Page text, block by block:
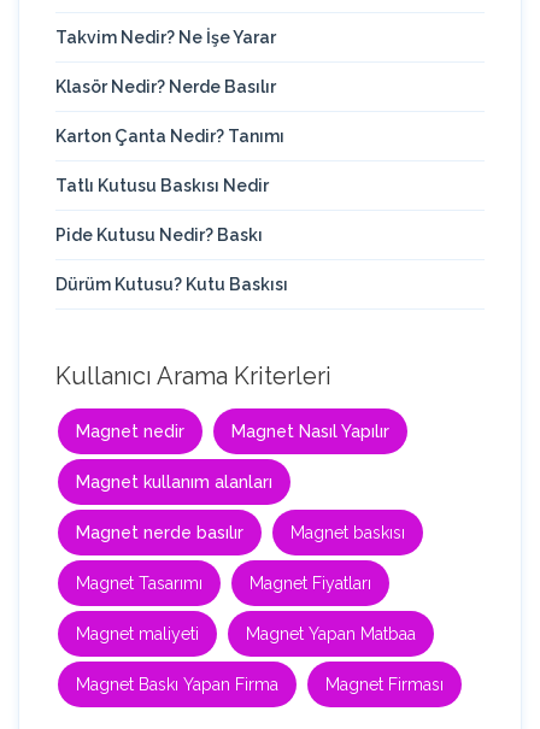
Takvim Nedir? Ne İşe Yarar
Klasör Nedir? Nerde Basılır
Karton Çanta Nedir? Tanımı
Tatlı Kutusu Baskısı Nedir
Pide Kutusu Nedir? Baskı
Dürüm Kutusu? Kutu Baskısı
Kullanıcı Arama Kriterleri
Magnet nedir Magnet Nasıl Yapılır
Magnet kullanım alanları
Magnet nerde basılır Magnet baskısı
Magnet Tasarımı Magnet Fiyatları
Magnet maliyeti Magnet Yapan Matbaa
Magnet Baskı Yapan Firma Magnet Firması